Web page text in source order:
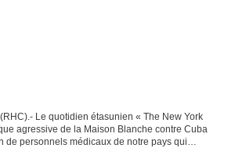
Le quotidien étasunien « The New York
agressive de la Maison Blanche contre Cuba
de personnels médicaux de notre pays qui